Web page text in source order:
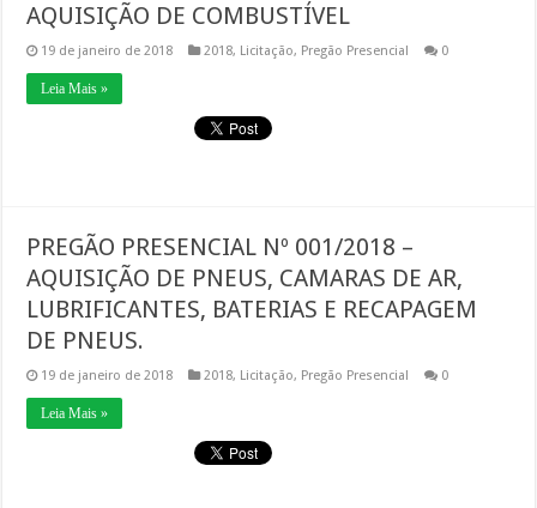
AQUISIÇÃO DE COMBUSTÍVEL
19 de janeiro de 2018 2018, Licitação, Pregão Presencial 0
Leia Mais »
PREGÃO PRESENCIAL Nº 001/2018 –
AQUISIÇÃO DE PNEUS, CAMARAS DE AR,
LUBRIFICANTES, BATERIAS E RECAPAGEM
DE PNEUS.
19 de janeiro de 2018 2018, Licitação, Pregão Presencial 0
Leia Mais »